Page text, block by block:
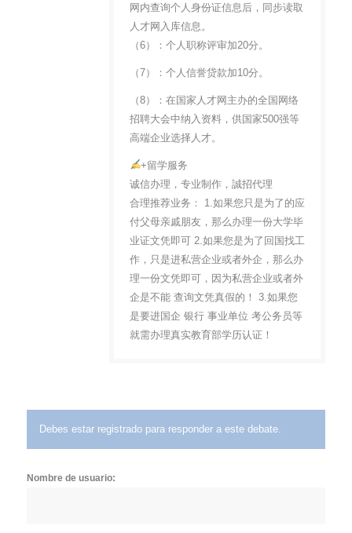
网内查询个人身份证信息后，同步读取
人才网入库信息。
（6）：个人职称评审加20分。
（7）：个人信誉贷款加10分。
（8）：在国家人才网主办的全国网络
招聘大会中纳入资料，供国家500强等
高端企业选择人才。
+留学服务
诚信办理，专业制作，誠招代理
合理推荐业务： 1.如果您只是为了的应
付父母亲戚朋友，那么办理一份大学毕
业证文凭即可 2.如果您是为了回国找工
作，只是进私营企业或者外企，那么办
理一份文凭即可，因为私营企业或者外
企是不能 查询文凭真假的！ 3.如果您
是要进国企 银行 事业单位 考公务员等
就需办理真实教育部学历认证！
Debes estar registrado para responder a este debate.
Nombre de usuario: